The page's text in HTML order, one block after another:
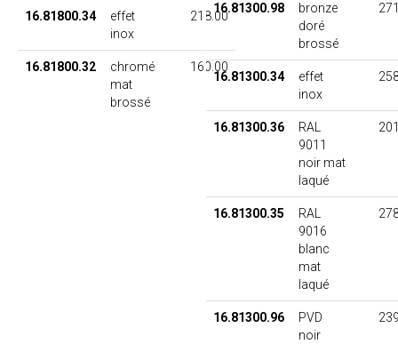
16.81800.34
effet
inox
218.00
16.81800.32
chromé
mat
brossé
160.00
16.81300.98
bronze
doré
brossé
16.81300.34
effet
inox
16.81300.36
RAL
9011
noir mat
laqué
16.81300.35
RAL
9016
blanc
mat
laqué
16.81300.96
PVD
noir